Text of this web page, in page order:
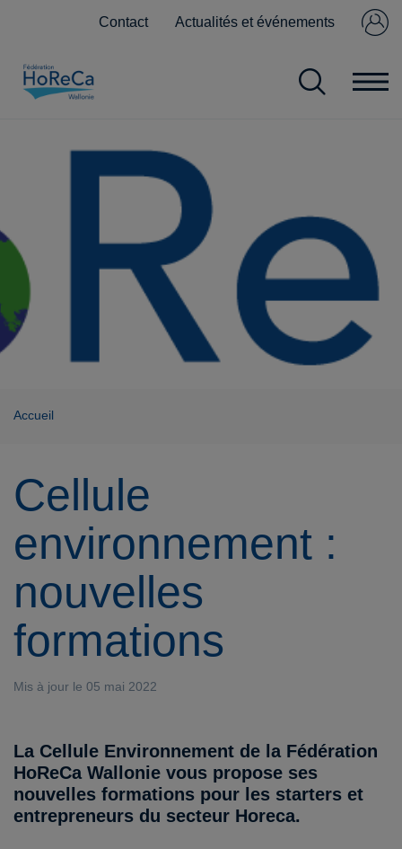
Contact Actualités et événements
membre ?
Accueil
Cellule
environnement :
nouvelles
formations
Mis à jour le 05 mai 2022
La Cellule Environnement de la Fédération
HoReCa Wallonie vous propose ses
nouvelles formations pour les starters et
entrepreneurs du secteur Horeca.